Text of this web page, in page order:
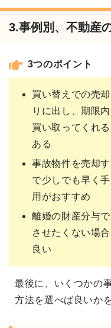
3.事例別、不動産
3つのポイント
買い替えでの売
りに出し、期限
買い取ってくれ
ある
事故物件を売却
で少しでも早く
用がおすすめ
離婚の財産分与
させたくない場
良い
最後に、いくつかの
方法を選べば良いか